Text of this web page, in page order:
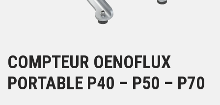
COMPTEUR OENOFLUX
PORTABLE P40 – P50 – P70